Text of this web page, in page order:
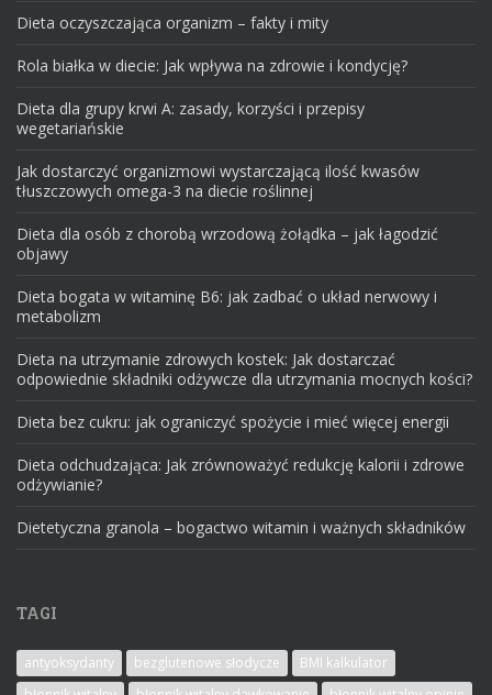
Dieta oczyszczająca organizm – fakty i mity
Rola białka w diecie: Jak wpływa na zdrowie i kondycję?
Dieta dla grupy krwi A: zasady, korzyści i przepisy
wegetariańskie
Jak dostarczyć organizmowi wystarczającą ilość kwasów
tłuszczowych omega-3 na diecie roślinnej
Dieta dla osób z chorobą wrzodową żołądka – jak łagodzić
objawy
Dieta bogata w witaminę B6: jak zadbać o układ nerwowy i
metabolizm
Dieta na utrzymanie zdrowych kostek: Jak dostarczać
odpowiednie składniki odżywcze dla utrzymania mocnych kości?
Dieta bez cukru: jak ograniczyć spożycie i mieć więcej energii
Dieta odchudzająca: Jak zrównoważyć redukcję kalorii i zdrowe
odżywianie?
Dietetyczna granola – bogactwo witamin i ważnych składników
TAGI
antyoksydanty bezglutenowe słodycze
BMI kalkulator